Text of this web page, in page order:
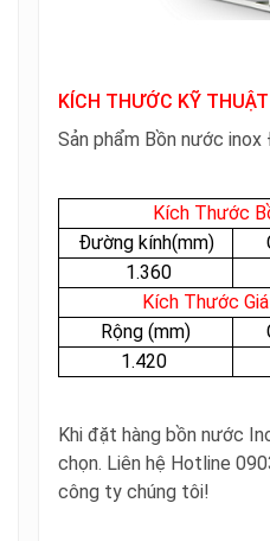
KÍCH THƯỚC KỸ THUẬT
Sản phẩm Bồn nước
Kích Thước
Đường kính(mm)
1.360
Kích Thước
Rộng (mm)
1.420
Khi đặt hàng bồn nước
chọn. Liên hệ Hotline
công ty chúng tôi!